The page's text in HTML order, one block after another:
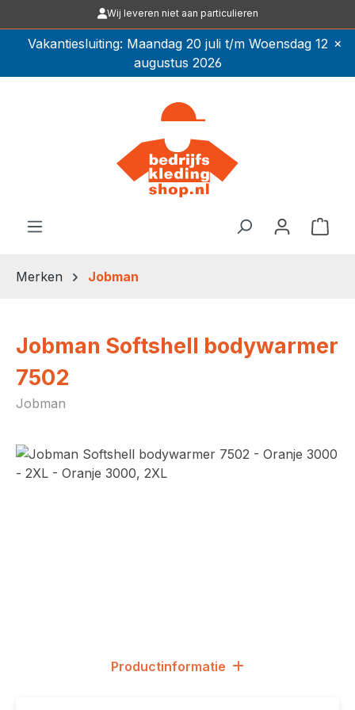
Ga naar de hoofdinhoudWij leveren niet aan particulieren
Vakantiesluiting: Maandag 20 juli t/m Woensdag 12
augustus 2026
×
Merken Jobman
Jobman Softshell bodywarmer
7502
Jobman
Afbeeldingengalerij overslaan
Productinformatie